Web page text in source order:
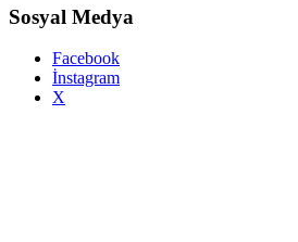
Sosyal Medya
Facebook
İnstagram
X